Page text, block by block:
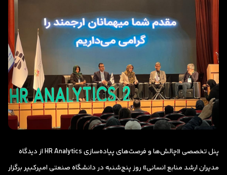
پنل تخصصی «چالش‌ها و فرصت‌های پیاده‌سازی HR Analytics از دیدگاه
مدیران ارشد منابع انسانی» روز پنج‌شنبه در دانشگاه صنعتی امیرکبیر برگزار